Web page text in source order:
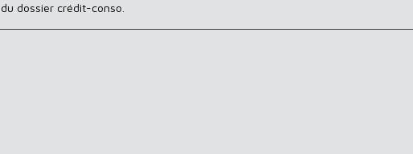
dossier crédit-conso.